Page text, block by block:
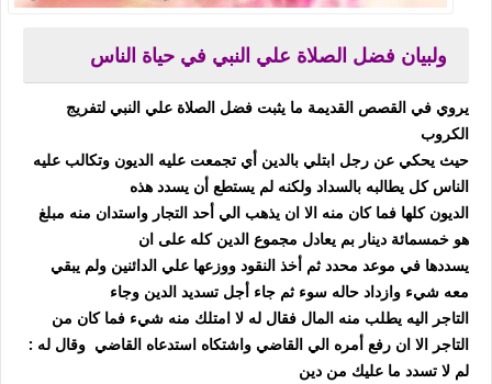
ولبيان فضل الصلاة علي النبي في حياة الناس
يروي في القصص القديمة ما يثبت فضل الصلاة علي النبي لتفريج
الكروب
حيث يحكي عن رجل ابتلي بالدين أي تجمعت عليه الديون وتكالب عليه
الناس كل يطالبه بالسداد ولكنه لم يستطع أن يسدد هذه
الديون كلها فما كان منه الا ان يذهب الي أحد التجار واستدان منه مبلغ
هو خمسمائة دينار بم يعادل مجموع الدين كله على ان
يسددها في موعد محدد ثم أخذ النقود ووزعها علي الدائنين ولم يبقي
معه شيء وازداد حاله سوء ثم جاء أجل تسديد الدين وجاء
التاجر اليه يطلب منه المال فقال له لا امتلك منه شيء فما كان من
التاجر الا ان رفع أمره الي القاضي واشتكاه استدعاه القاضي وقال له :
لم لا تسدد ما عليك من دين